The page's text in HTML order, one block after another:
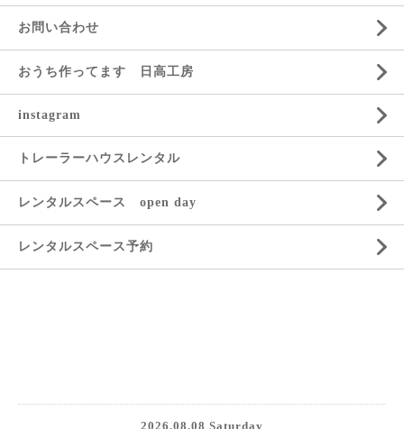
お問い合わせ
おうち作ってます 日高工房
instagram
トレーラーハウスレンタル
レンタルスペース open day
レンタルスペース予約
2026.08.08 Saturday